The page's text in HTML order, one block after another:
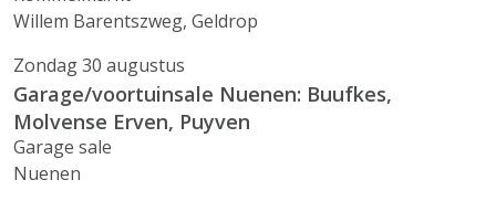
Willem Barentszweg, Geldrop
Zondag 30 augustus
Garage/voortuinsale Nuenen: Buufkes,
Molvense Erven, Puyven
Garage sale
Nuenen